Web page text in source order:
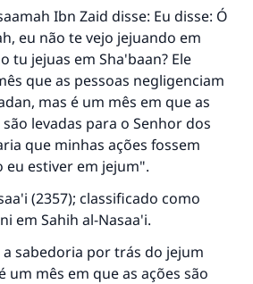
Ibn Zaid disse: Eu disse: Ó
eu não te vejo jejuando em
tu jejuas em Sha'baan? Ele
que as pessoas negligenciam
mas é um mês em que as
levadas para o Senhor dos
que minhas ações fossem
estiver em jejum".
(2357); classificado como
em Sahih al-Nasaa'i.
a sabedoria por trás do jejum
um mês em que as ações são